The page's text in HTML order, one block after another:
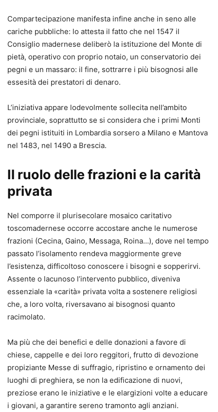
Compartecipazione manifesta infine anche in seno alle
cariche pubbliche: lo attesta il fatto che nel 1547 il
Consiglio madernese deliberò la istituzione del Monte di
pietà, operativo con proprio notaio, un conservatorio dei
pegni e un massaro: il fine, sottrarre i più bisognosi alle
essesità dei prestatori di denaro.
L’iniziativa appare lodevolmente sollecita nell’ambito
provinciale, soprattutto se si considera che i primi Monti
dei pegni istituiti in Lombardia sorsero a Milano e Mantova
nel 1483, nel 1490 a Brescia.
Il ruolo delle frazioni e la carità
privata
Nel comporre il plurisecolare mosaico caritativo
toscomadernese occorre accostare anche le numerose
frazioni (Cecina, Gaino, Messaga, Roina…), dove nel tempo
passato l’isolamento rendeva maggiormente greve
l’esistenza, difficoltoso conoscere i bisogni e sopperirvi.
Assente o lacunoso l’intervento pubblico, diveniva
essenziale la «carità» privata volta a sostenere religiosi
che, a loro volta, riversavano ai bisognosi quanto
racimolato.
Ma più che dei benefici e delle donazioni a favore di
chiese, cappelle e dei loro reggitori, frutto di devozione
propiziante Messe di suffragio, ripristino e ornamento dei
luoghi di preghiera, se non la edificazione di nuovi,
preziose erano le iniziative e le elargizioni volte a educare
i giovani, a garantire sereno tramonto agli anziani.